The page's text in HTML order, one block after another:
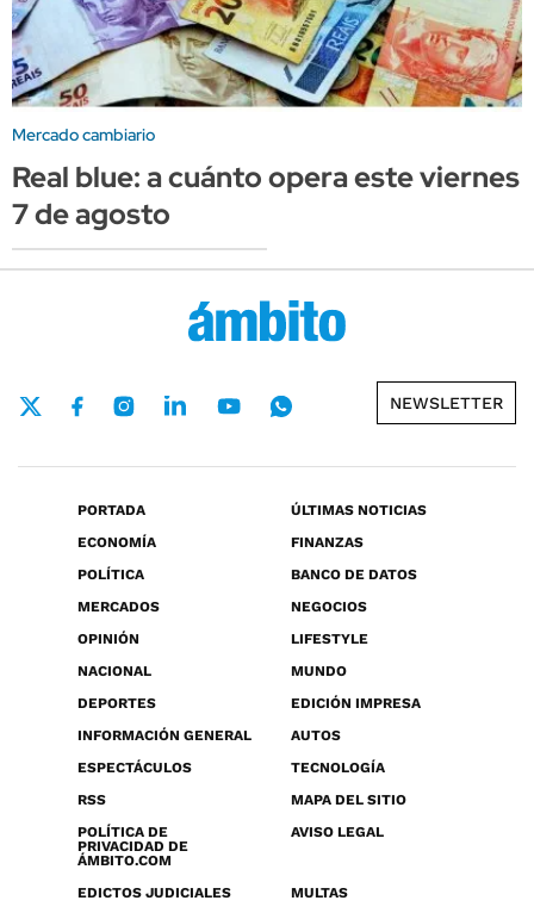
Mercado cambiario
Real blue: a cuánto opera este viernes
7 de agosto
NEWSLETTER
PORTADA
ÚLTIMAS NOTICIAS
ECONOMÍA
FINANZAS
POLÍTICA
BANCO DE DATOS
MERCADOS
NEGOCIOS
OPINIÓN
LIFESTYLE
NACIONAL
MUNDO
DEPORTES
EDICIÓN IMPRESA
INFORMACIÓN GENERAL
AUTOS
ESPECTÁCULOS
TECNOLOGÍA
RSS
MAPA DEL SITIO
POLÍTICA DE
PRIVACIDAD DE
ÁMBITO.COM
AVISO LEGAL
EDICTOS JUDICIALES MULTAS